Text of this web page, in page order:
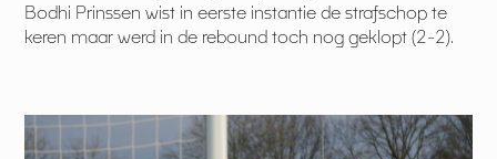
Bodhi Prinssen wist in eerste instantie de strafschop te
keren maar werd in de rebound toch nog geklopt (2-2).